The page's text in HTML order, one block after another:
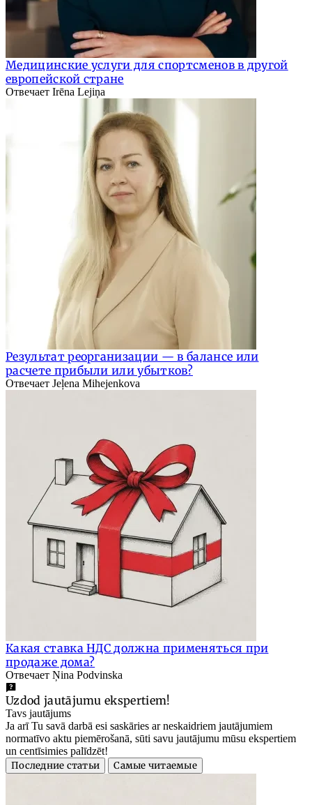
Медицинские услуги для спортсменов в другой
европейской стране
Отвечает Irēna Lejiņa
Результат реорганизации — в балансе или
расчете прибыли или убытков?
Отвечает Jeļena Mihejenkova
Какая ставка НДС должна применяться при
продаже дома?
Отвечает Ņina Podvinska
Uzdod jautājumu ekspertiem!
Tavs jautājums
Ja arī Tu savā darbā esi saskāries ar neskaidriem jautājumiem
normatīvo aktu piemērošanā, sūti savu jautājumu mūsu ekspertiem
un centīsimies palīdzēt!
Последние статьи
Самые читаемые